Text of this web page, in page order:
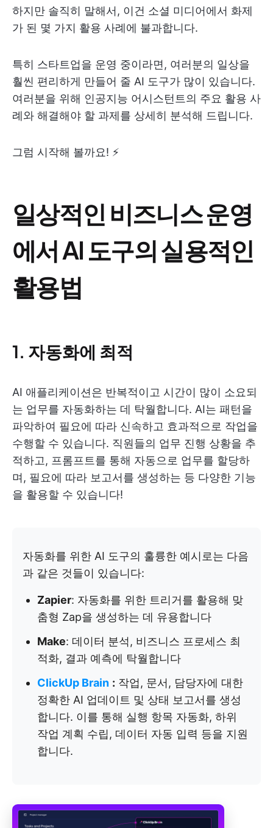
하지만 솔직히 말해서, 이건 소셜 미디어에서 화제
가 된 몇 가지 활용 사례에 불과합니다.
특히 스타트업을 운영 중이라면, 여러분의 일상을
훨씬 편리하게 만들어 줄 AI 도구가 많이 있습니다.
여러분을 위해 인공지능 어시스턴트의 주요 활용 사
례와 해결해야 할 과제를 상세히 분석해 드립니다.
그럼 시작해 볼까요! ⚡️
일상적인 비즈니스 운영
에서 AI 도구의 실용적인
활용법
1. 자동화에 최적
AI 애플리케이션은 반복적이고 시간이 많이 소요되
는 업무를 자동화하는 데 탁월합니다. AI는 패턴을
파악하여 필요에 따라 신속하고 효과적으로 작업을
수행할 수 있습니다. 직원들의 업무 진행 상황을 추
적하고, 프롬프트를 통해 자동으로 업무를 할당하
며, 필요에 따라 보고서를 생성하는 등 다양한 기능
을 활용할 수 있습니다!
자동화를 위한 AI 도구의 훌륭한 예시로는 다음
과 같은 것들이 있습니다:
Zapier: 자동화를 위한 트리거를 활용해 맞
춤형 Zap을 생성하는 데 유용합니다
Make: 데이터 분석, 비즈니스 프로세스 최
적화, 결과 예측에 탁월합니다
ClickUp Brain : 작업, 문서, 담당자에 대한
정확한 AI 업데이트 및 상태 보고서를 생성
합니다. 이를 통해 실행 항목 자동화, 하위
작업 계획 수립, 데이터 자동 입력 등을 지원
합니다.